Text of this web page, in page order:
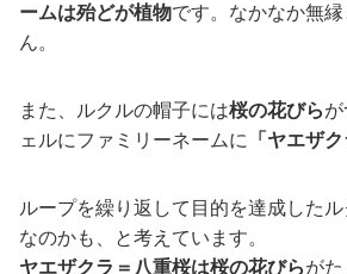
ームは殆どが植物です。なかなか無
ん。
また、ルクルの帽子には桜の花びら
ェルにファミリーネームに
「ヤエザク
ループを繰り返して目的を達成した
なのかも、と考えています。
ヤエザクラ＝八重桜は桜の花びらが